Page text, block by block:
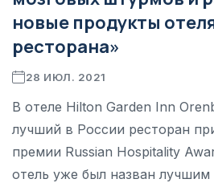
новые продукты
ресторана»
28 ИЮЛ. 2021
В отеле Hilton Garden Inn
лучший в России ресторан
премии Russian Hospitality
отель уже был назван